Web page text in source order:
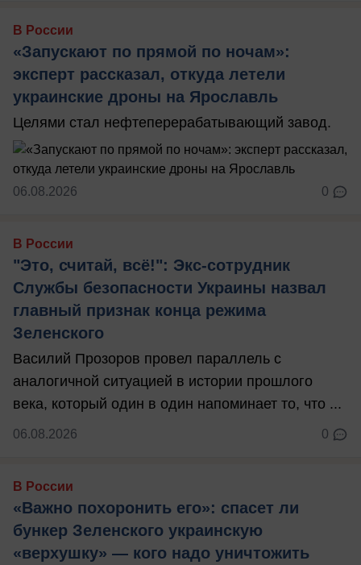
В России
«Запускают по прямой по ночам»:
эксперт рассказал, откуда летели
украинские дроны на Ярославль
Целями стал нефтеперерабатывающий завод.
06.08.2026 0
В России
"Это, считай, всё!": Экс-сотрудник
Службы безопасности Украины назвал
главный признак конца режима
Зеленского
Василий Прозоров провел параллель с
аналогичной ситуацией в истории прошлого
века, который один в один напоминает то, что ...
06.08.2026 0
В России
«Важно похоронить его»: спасет ли
бункер Зеленского украинскую
«верхушку» — кого надо уничтожить